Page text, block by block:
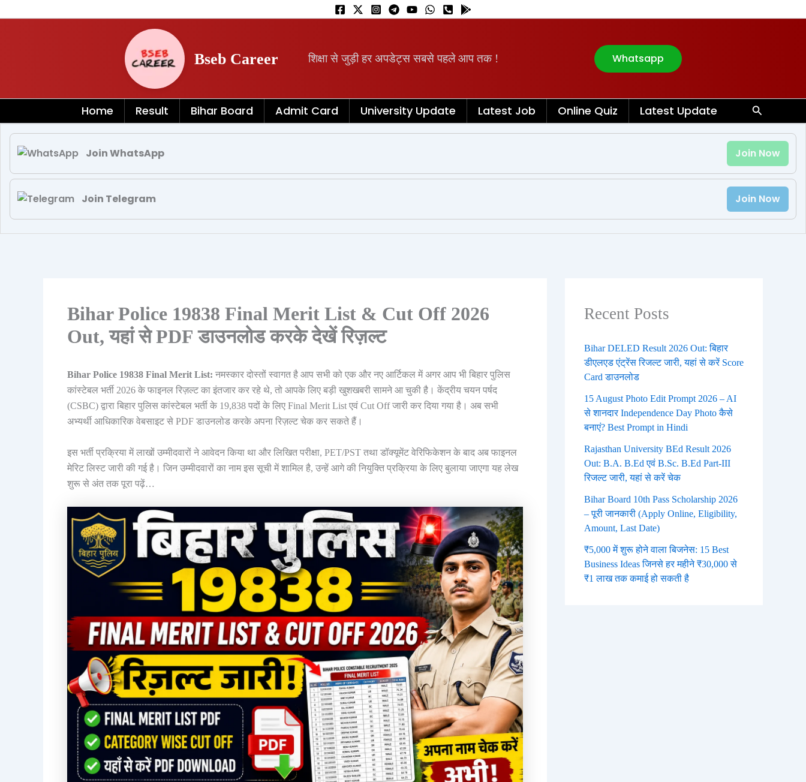
to
Bseb Career शिक्षा से जुड़ी हर अपडेट्स सबसे पहले आप तक ! Whatsapp
Home Result Bihar Board Admit Card University Update Latest Job Online Quiz Latest Update Search
Join WhatsApp Join Now
Join Telegram Join Now
Bihar Police 19838 Final Merit List & Cut Off 2026
Out, यहां से PDF डाउनलोड करके देखें रिज़ल्ट
Bihar Police 19838 Final Merit List: नमस्कार दोस्तों स्वागत है आप सभी को एक और नए आर्टिकल में अगर आप भी बिहार पुलिस
कांस्टेबल भर्ती 2026 के फाइनल रिज़ल्ट का इंतजार कर रहे थे, तो आपके लिए बड़ी खुशखबरी सामने आ चुकी है। केंद्रीय चयन पर्षद
(CSBC) द्वारा बिहार पुलिस कांस्टेबल भर्ती के 19,838 पदों के लिए Final Merit List एवं Cut Off जारी कर दिया गया है। अब सभी
अभ्यर्थी आधिकारिक वेबसाइट से PDF डाउनलोड करके अपना रिज़ल्ट चेक कर सकते हैं।
इस भर्ती प्रक्रिया में लाखों उम्मीदवारों ने आवेदन किया था और लिखित परीक्षा, PET/PST तथा डॉक्यूमेंट वेरिफिकेशन के बाद अब फाइनल
मेरिट लिस्ट जारी की गई है। जिन उम्मीदवारों का नाम इस सूची में शामिल है, उन्हें आगे की नियुक्ति प्रक्रिया के लिए बुलाया जाएगा यह लेख
शुरू से अंत तक पूरा पढ़ें…
Recent Posts
Bihar DELED Result 2026 Out: बिहार
डीएलएड एंट्रेंस रिजल्ट जारी, यहां से करें Score
Card डाउनलोड
15 August Photo Edit Prompt 2026 – AI
से शानदार Independence Day Photo कैसे
बनाएं? Best Prompt in Hindi
Rajasthan University BEd Result 2026
Out: B.A. B.Ed एवं B.Sc. B.Ed Part-III
रिजल्ट जारी, यहां से करें चेक
Bihar Board 10th Pass Scholarship 2026
– पूरी जानकारी (Apply Online, Eligibility,
Amount, Last Date)
₹5,000 में शुरू होने वाला बिजनेस: 15 Best
Business Ideas जिनसे हर महीने ₹30,000 से
₹1 लाख तक कमाई हो सकती है